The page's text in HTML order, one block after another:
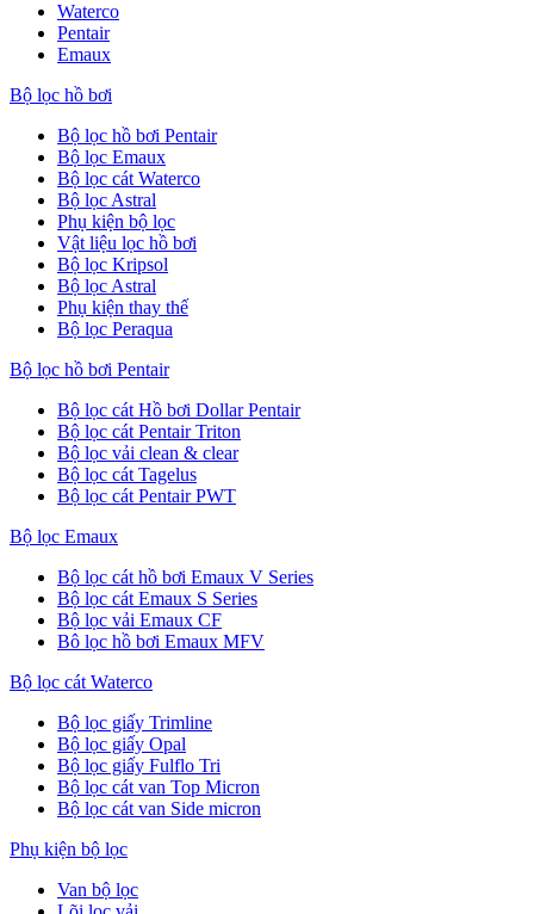
Waterco
Pentair
Emaux
Bộ lọc hồ bơi
Bộ lọc hồ bơi Pentair
Bộ lọc Emaux
Bộ lọc cát Waterco
Bộ lọc Astral
Phụ kiện bộ lọc
Vật liệu lọc hồ bơi
Bộ lọc Kripsol
Bộ lọc Astral
Phụ kiện thay thế
Bộ lọc Peraqua
Bộ lọc hồ bơi Pentair
Bộ lọc cát Hồ bơi Dollar Pentair
Bộ lọc cát Pentair Triton
Bộ lọc vải clean & clear
Bộ lọc cát Tagelus
Bộ lọc cát Pentair PWT
Bộ lọc Emaux
Bộ lọc cát hồ bơi Emaux V Series
Bộ lọc cát Emaux S Series
Bộ lọc vải Emaux CF
Bô lọc hồ bơi Emaux MFV
Bộ lọc cát Waterco
Bộ lọc giấy Trimline
Bộ lọc giấy Opal
Bộ lọc giấy Fulflo Tri
Bộ lọc cát van Top Micron
Bộ lọc cát van Side micron
Phụ kiện bộ lọc
Van bộ lọc